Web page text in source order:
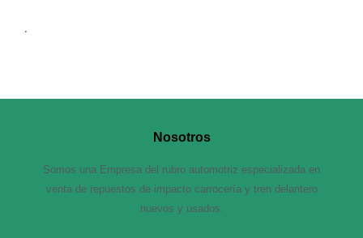
.
Nosotros
Somos una Empresa del rubro automotriz especializada en
venta de repuestos de impacto carrocería y tren delantero
nuevos y usados.